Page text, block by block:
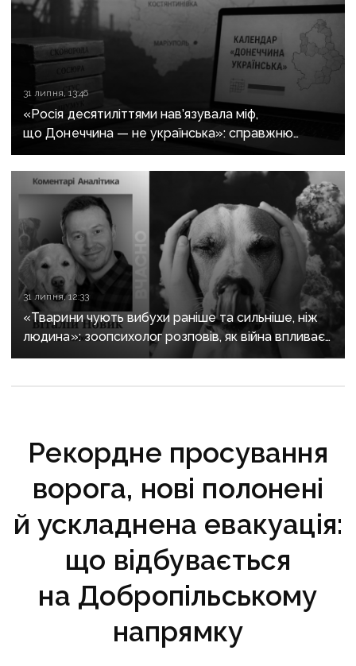
31 липня, 13:46
«Росія десятиліттями нав’язувала міф,
що Донеччина — не українська»: справжню
історію регіону зберуть в унікальному календарі
31 липня, 12:33
«Тварини чують вибухи раніше та сильніше, ніж
людина»: зоопсихолог розповів, як війна впливає
на домашніх улюбленців
Рекордне просування
ворога, нові полонені
й ускладнена евакуація:
що відбувається
на Добропільському
напрямку